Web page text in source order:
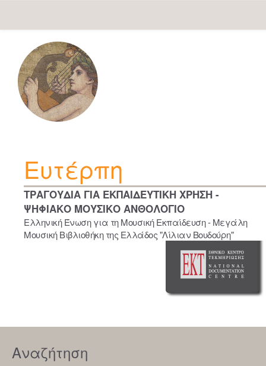
navigation
Ευτέρπη
ΤΡΑΓΟΥΔΙΑ ΓΙΑ ΕΚΠΑΙΔΕΥΤΙΚΗ ΧΡΗΣΗ -
ΨΗΦΙΑΚΟ ΜΟΥΣΙΚΟ ΑΝΘΟΛΟΓΙΟ
Ελληνική Ένωση για τη Μουσική Εκπαίδευση - Μεγάλη
Μουσική Βιβλιοθήκη της Ελλάδος "Λίλιαν Βουδούρη"
Αναζήτηση